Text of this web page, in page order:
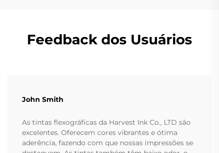
Feedback dos Usuários
John Smith
As tintas flexográficas da Harvest Ink Co., LTD são
excelentes. Oferecem cores vibrantes e ótima
aderência, fazendo com que nossas impressões se